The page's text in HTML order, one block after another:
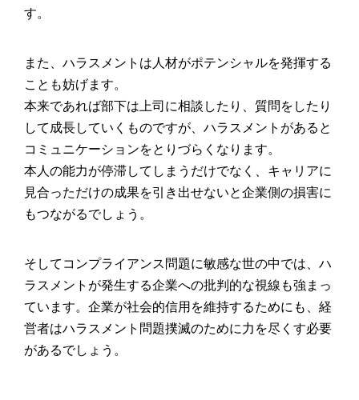
す。
また、ハラスメントは人材がポテンシャルを発揮する
ことも妨げます。
本来であれば部下は上司に相談したり、質問をしたり
して成長していくものですが、ハラスメントがあると
コミュニケーションをとりづらくなります。
本人の能力が停滞してしまうだけでなく、キャリアに
見合っただけの成果を引き出せないと企業側の損害に
もつながるでしょう。
そしてコンプライアンス問題に敏感な世の中では、ハ
ラスメントが発生する企業への批判的な視線も強まっ
ています。企業が社会的信用を維持するためにも、経
営者はハラスメント問題撲滅のために力を尽くす必要
があるでしょう。